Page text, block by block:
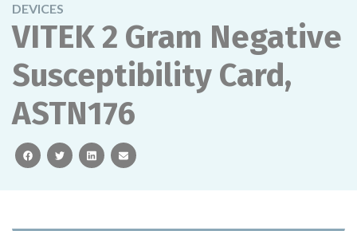
DEVICES
VITEK 2 Gram Negative
Susceptibility Card,
ASTN176
facebooktwitterlinkedinemail